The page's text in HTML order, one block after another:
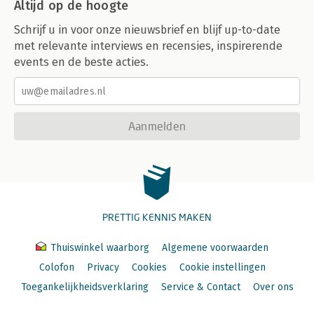
Altijd op de hoogte
Schrijf u in voor onze nieuwsbrief en blijf up-to-date
met relevante interviews en recensies, inspirerende
events en de beste acties.
Aanmelden
PRETTIG KENNIS MAKEN
Thuiswinkel waarborg
Algemene voorwaarden
Colofon
Privacy Cookies
Cookie instellingen
Toegankelijkheidsverklaring
Service & Contact Over ons